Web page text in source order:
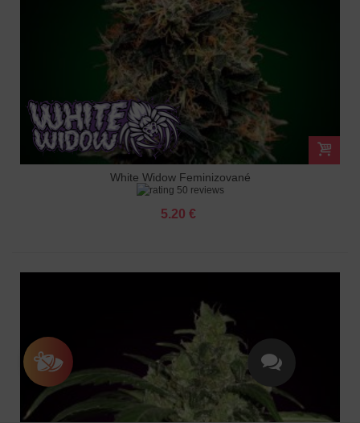
White Widow Feminizované
50 reviews
5.20 €